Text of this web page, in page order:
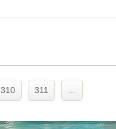
310 311